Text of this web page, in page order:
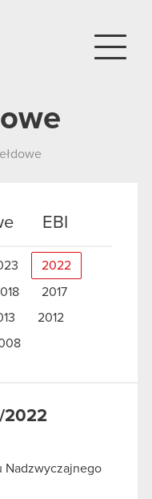
EBI
2022
2017
2012
2022
Nadzwyczajnego